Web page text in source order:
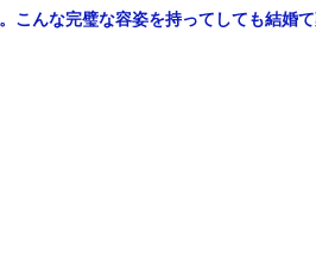
こんな完璧な容姿を持ってしても結婚